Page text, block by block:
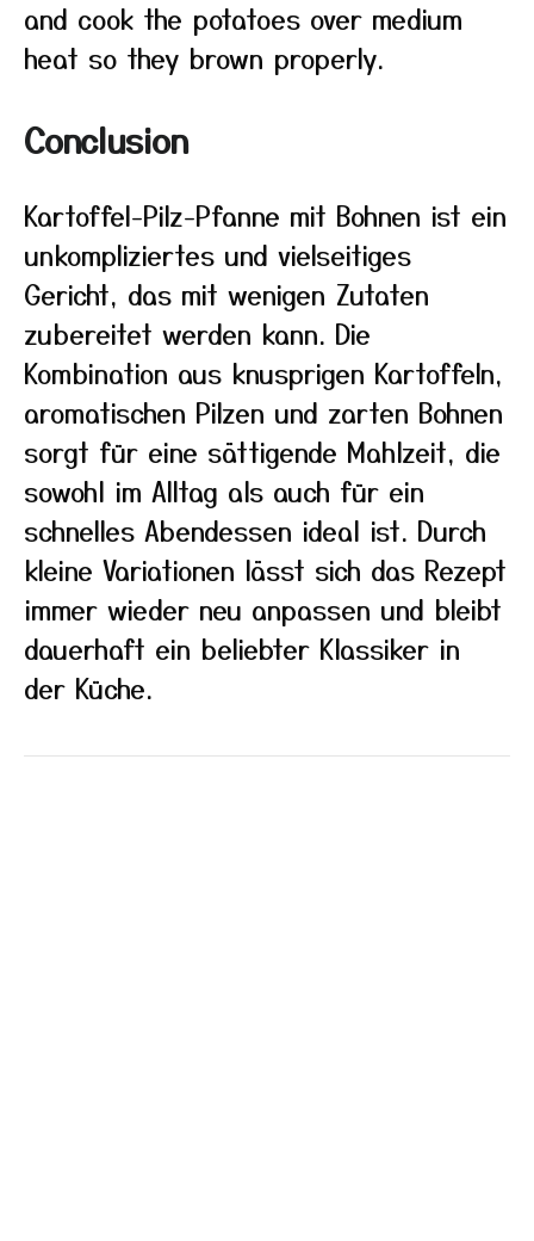
and cook the potatoes over medium
heat so they brown properly.
Conclusion
Kartoffel-Pilz-Pfanne mit Bohnen ist ein
unkompliziertes und vielseitiges
Gericht, das mit wenigen Zutaten
zubereitet werden kann. Die
Kombination aus knusprigen Kartoffeln,
aromatischen Pilzen und zarten Bohnen
sorgt für eine sättigende Mahlzeit, die
sowohl im Alltag als auch für ein
schnelles Abendessen ideal ist. Durch
kleine Variationen lässt sich das Rezept
immer wieder neu anpassen und bleibt
dauerhaft ein beliebter Klassiker in
der Küche.